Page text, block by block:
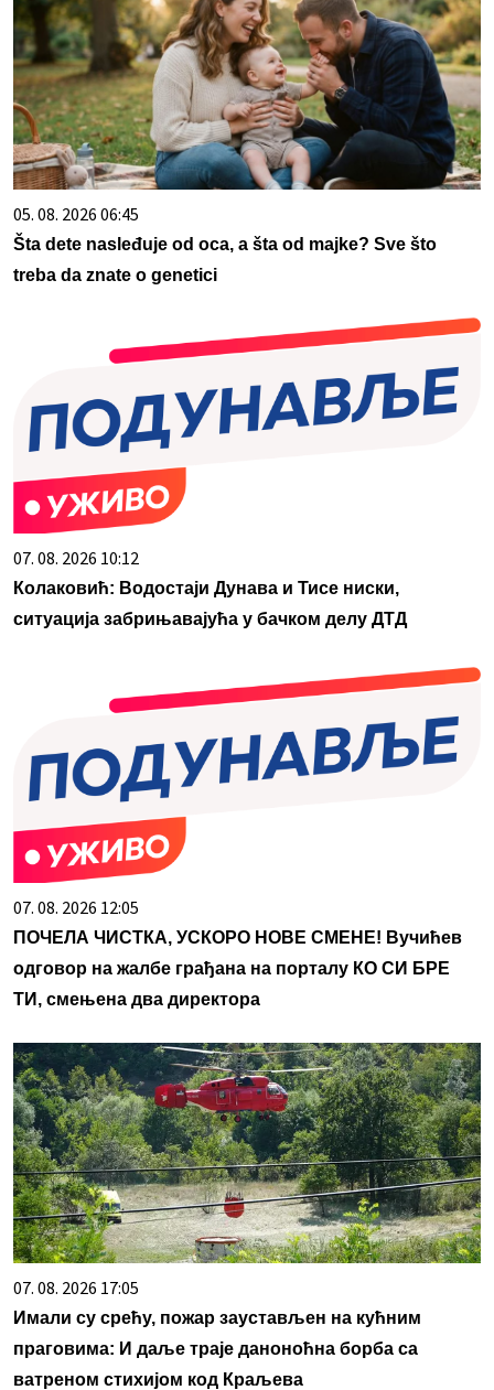
05. 08. 2026 06:45
Šta dete nasleđuje od oca, a šta od majke? Sve što
treba da znate o genetici
07. 08. 2026 10:12
Колаковић: Водостаји Дунава и Тисе ниски,
ситуација забрињавајућа у бачком делу ДТД
07. 08. 2026 12:05
ПОЧЕЛА ЧИСТКА, УСКОРО НОВЕ СМЕНЕ! Вучићев
одговор на жалбе грађана на порталу КО СИ БРЕ
ТИ, смењена два директора
07. 08. 2026 17:05
Имали су срећу, пожар заустављен на кућним
праговима: И даље траје даноноћна борба са
ватреном стихијом код Краљева